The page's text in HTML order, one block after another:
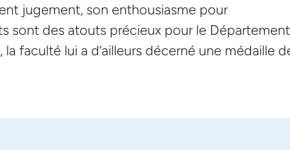
jugement, son enthousiasme pour
sont des atouts précieux pour le Département
faculté lui a d’ailleurs décerné une médaille